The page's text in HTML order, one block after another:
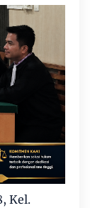
Kel.